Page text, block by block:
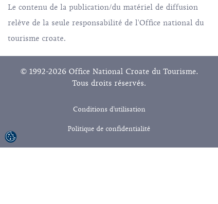
Le contenu de la publication/du matériel de diffusion
relève de la seule responsabilité de l'Office national du
tourisme croate.
© 1992-2026 Office National Croate du Tourisme.
Tous droits réservés.
Conditions d'utilisation
Politique de confidentialité